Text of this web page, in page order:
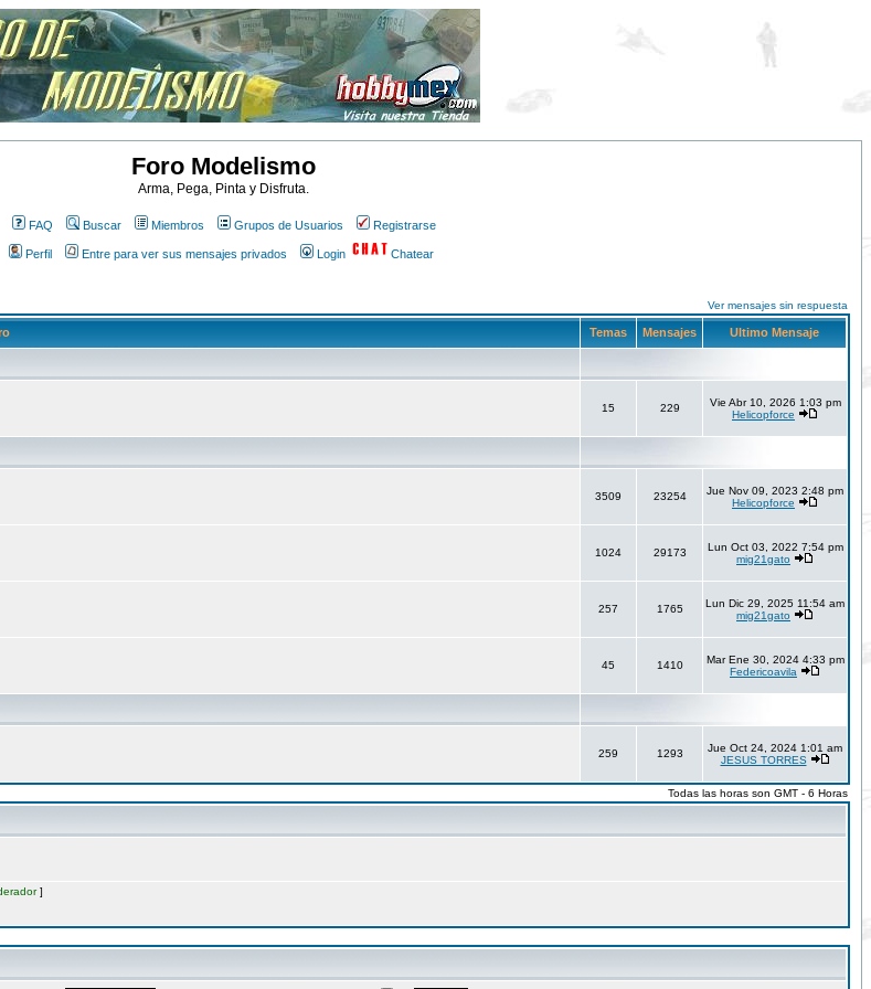
Foro Modelismo
Arma, Pega, Pinta y Disfruta.
FAQ Buscar Miembros Grupos de Usuarios Registrarse
Perfil Entre para ver sus mensajes privados Login Chatear
Ver mensajes sin respuesta
Temas Mensajes Ultimo Mensaje
15 229
Vie Abr 10, 2026 1:03 pm
Helicopforce
3509 23254
Jue Nov 09, 2023 2:48 pm
Helicopforce
1024 29173
Lun Oct 03, 2022 7:54 pm
mig21gato
257 1765
Lun Dic 29, 2025 11:54 am
mig21gato
45 1410
Mar Ene 30, 2024 4:33 pm
Federicoavila
259 1293
Jue Oct 24, 2024 1:01 am
JESUS TORRES
Todas las horas son GMT - 6 Horas
]